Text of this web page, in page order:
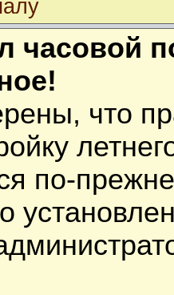
часовой
что
по-